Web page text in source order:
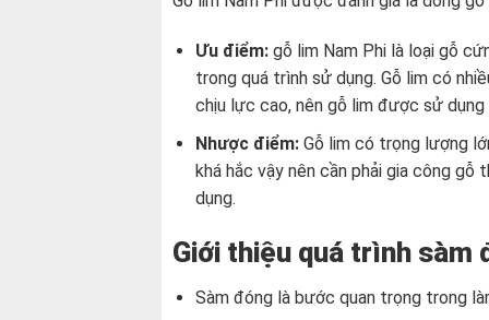
Ưu điểm:gỗ lim Nam Phi là loại gỗ
trong quá trình sử dụng. Gỗ lim có
chịu lực cao, nên gỗ lim được sử
Nhược điểm:Gỗ lim có trọng lượng
khá hắc vậy nên cần phải gia công
dụng.
Giới thiệu quá trình sàm
Sàm đóng là bước quan trọng trong